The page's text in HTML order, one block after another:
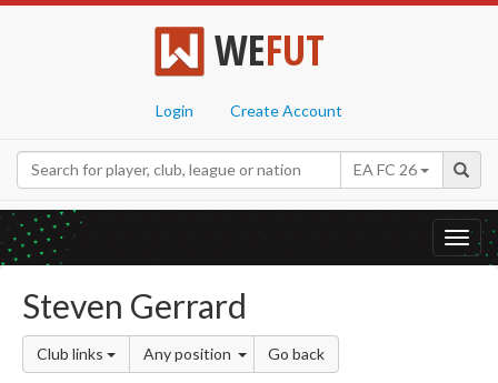
WEFUT
Login Create Account
EA FC 26
Steven Gerrard
Club links Any position Go back